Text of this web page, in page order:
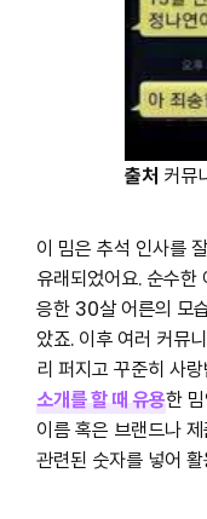
출처 커뮤
이 밈은 추석 인사를
유래되었어요. 순수한
응한 30살 어른의 모
았죠. 이후 여러 커뮤
리 퍼지고 꾸준히 사
소개를 할 때 유용한
이름 혹은 브랜드나
관련된 숫자를 넣어